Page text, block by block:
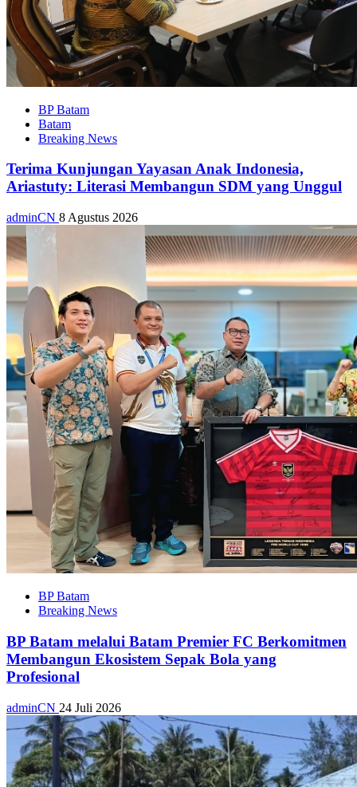
BP Batam
Batam
Breaking News
Terima Kunjungan Yayasan Anak Indonesia,
Ariastuty: Literasi Membangun SDM yang Unggul
adminCN 8 Agustus 2026
BP Batam
Breaking News
BP Batam melalui Batam Premier FC Berkomitmen
Membangun Ekosistem Sepak Bola yang
Profesional
adminCN 24 Juli 2026